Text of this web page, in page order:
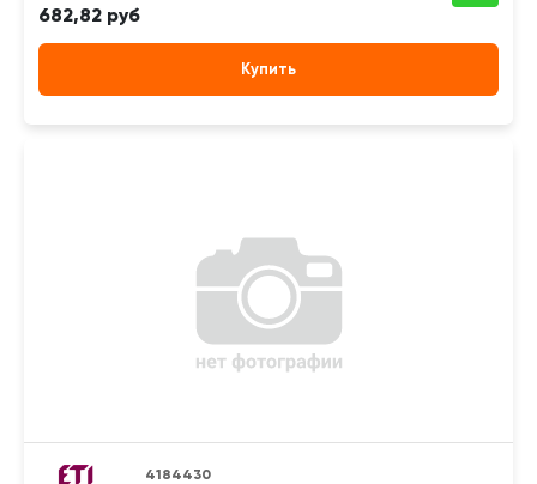
682,82 руб
Купить
4184430